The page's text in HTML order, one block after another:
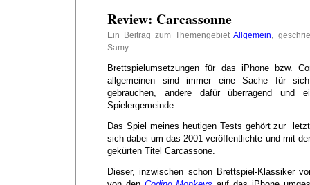
Review: Carcassonne
Ein Beitrag zum ThemengebietAllgemein,
Samy
Brettspielumsetzungen für das iPhone bzw.
allgemeinen sind immer eine Sache für
gebrauchen, andere dafür überragend und
Spielergemeinde.
Das Spiel meines heutigen Tests gehört zur
sich dabei um das 2001 veröffentlichte und mit
gekürten Titel Carcassone.
Dieser, inzwischen schon Brettspiel-Klassiker